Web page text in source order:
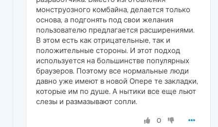
монструозного комбайна, делается только
основа, а подгонять под свои желания
пользователю предлагается расширениями.
В этом есть как отрицательные, так и
положительные стороны. И этот подход
используется на большинстве популярных
браузеров. Поэтому все нормальные люди
давно уже имеют в новой Опере те закладки,
которые им по душе. А нытики все еще льют
слезы и размазывают сопли.
0